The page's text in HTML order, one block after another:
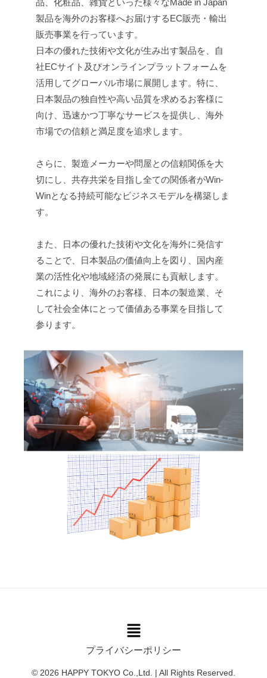
製品を海外のお客様へお届けするEC販売・輸出
販売事業を行っています。
日本の優れた技術や文化が生み出す製品を、自
社ECサイト及びオンラインプラットフォームを
活用してグローバル市場に展開します。特に、
日本製品の独自性や高い品質を求めるお客様に
向け、迅速かつ丁寧なサービスを提供し、海外
市場での信頼と満足度を追求します。
さらに、製造メーカーや問屋との信頼関係を大
切にし、共存共栄を目指し全ての関係者がWin-
Winとなる持続可能なビジネスモデルを構築しま
す。
また、日本の優れた技術や文化を海外に発信す
ることで、日本製品の価値向上を図り、国内産
業の活性化や地域経済の発展にも貢献します。
これにより、海外のお客様、日本の製造業、そ
して社会全体にとって価値ある事業を目指して
参ります。
プライバシーポリシー
© 2026 HAPPY TOKYO Co.,Ltd. | All Rights Reserved.